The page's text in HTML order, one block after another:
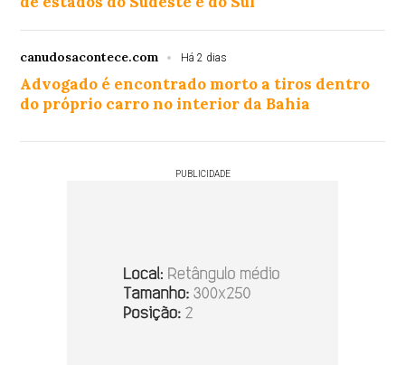
canudosacontece.com Há 2 dias
Advogado é encontrado morto a tiros dentro
do próprio carro no interior da Bahia
PUBLICIDADE